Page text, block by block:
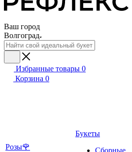
Ваш город
Волгоград
Избранные товары 0
Корзина 0
Розы🌹
Букеты
Сборные